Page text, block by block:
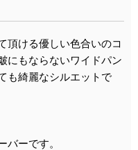
頂ける優しい色合いのコ
にもならないワイドパン
も綺麗なシルエットで
バーです。